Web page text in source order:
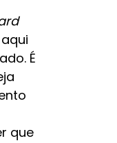
É
que